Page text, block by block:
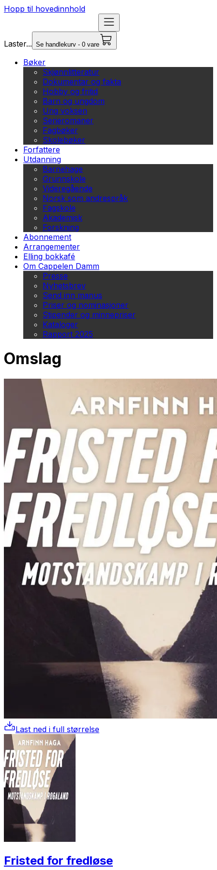
Hopp til hovedinnhold
Laster... Se handlekurv - 0 vare
Bøker
Skjønnlitteratur
Dokumentar og fakta
Hobby og fritid
Barn og ungdom
Ung voksen
Serieromaner
Fagbøker
Skolebøker
Forfattere
Utdanning
Barnehage
Grunnskole
Videregående
Norsk som andrespråk
Fagskole
Akademisk
Forskning
Abonnement
Arrangementer
Elling bokkafé
Om Cappelen Damm
Presse
Nyhetsbrev
Send inn manus
Priser og nominasjoner
Stipender og minnepriser
Kataloger
Rapport 2025
Omslag
Last ned i full størrelse
Fristed for fredløse